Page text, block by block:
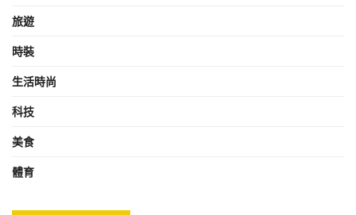
旅遊
時裝
生活時尚
科技
美食
體育